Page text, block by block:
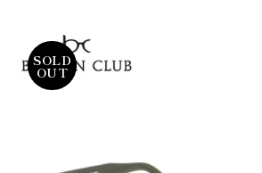
SOLD
OUT